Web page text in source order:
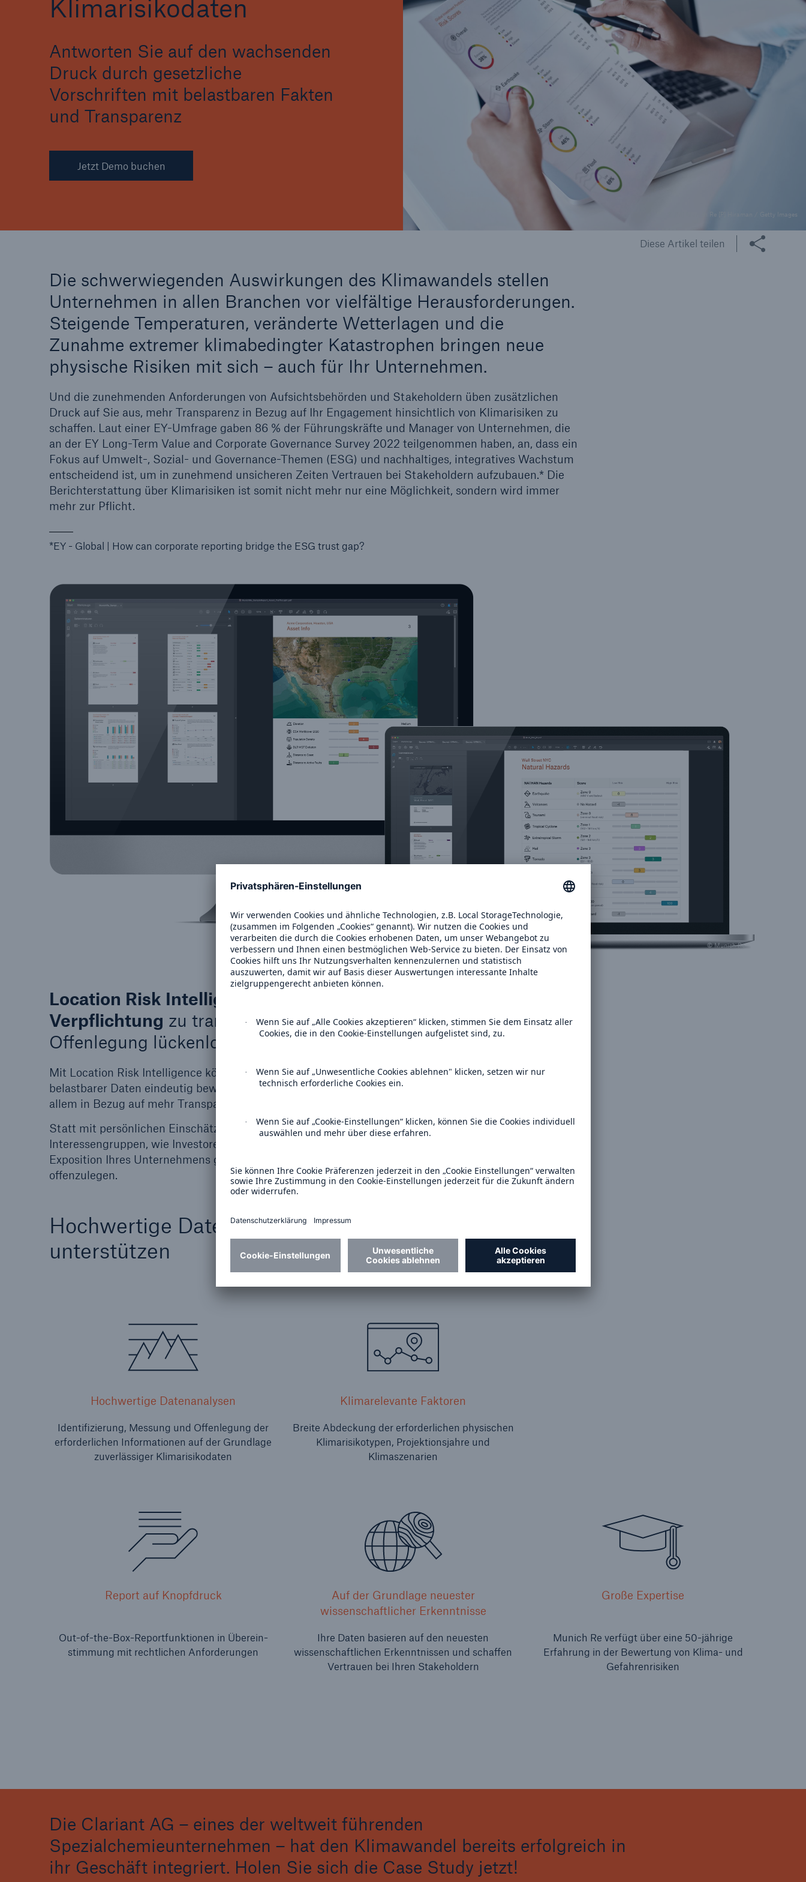
© [M] Munich Re [P] Hiraman / Getty Images
Klimarisikodaten
Antworten Sie auf den wachsenden
Druck durch gesetzliche
Vorschriften mit belastbaren Fakten
und Transparenz
Jetzt Demo buchen
Diese Artikel teilen
Die schwerwiegenden Auswirkungen des Klimawandels stellen
Unternehmen in allen Branchen vor vielfältige Herausforderungen.
Steigende Temperaturen, veränderte Wetterlagen und die
Zunahme extremer klimabedingter Katastrophen bringen neue
physische Risiken mit sich – auch für Ihr Unternehmen.
Und die zunehmenden Anforderungen von Aufsichtsbehörden und Stakeholdern üben zusätzlichen
Druck auf Sie aus, mehr Transparenz in Bezug auf Ihr Engagement hinsichtlich von Klimarisiken zu
schaffen. Laut einer EY-Umfrage gaben 86 % der Führungskräfte und Manager von Unternehmen, die
an der EY Long-Term Value and Corporate Governance Survey 2022 teilgenommen haben, an, dass ein
Fokus auf Umwelt-, Sozial- und Governance-Themen (ESG) und nachhaltiges, integratives Wachstum
entscheidend ist, um in zunehmend unsicheren Zeiten Vertrauen bei Stakeholdern aufzubauen.* Die
Berichterstattung über Klimarisiken ist somit nicht mehr nur eine Möglichkeit, sondern wird immer
mehr zur Pflicht.
*EY - Global | How can corporate reporting bridge the ESG trust gap?
© Munich Re
Location Risk Intelligence unterstützt Sie dabei, Ihrer
Verpflichtung zu transparenter Berichterstattung und
Offenlegung lückenlos nachzukommen
Mit Location Risk Intelligence können Sie die Risiken durch den Klimawandel auf Basis hochaktueller,
belastbarer Daten eindeutig bewerten und damit die wachsenden Anforderungen an Ihr Reporting vor
allem in Bezug auf mehr Transparenz jederzeit erfüllen.
Statt mit persönlichen Einschätzungen begegnen Sie dem steigenden Druck unterschiedlichster
Interessengruppen, wie Investoren, Regulierungsbehörden und Klimaaktivisten, mit Fakten, um die
Exposition Ihres Unternehmens gegenüber den Risiken durch den Klimawandel umfassend
offenzulegen.
Hochwertige Daten und Funktionen, die Sie
unterstützen
Hochwertige Datenanalysen
Identifizierung, Messung und Offenlegung der
erforderlichen Informationen auf der Grundlage
zuverlässiger Klimarisikodaten
Klimarelevante Faktoren
Breite Abdeckung der erforderlichen physischen
Klimarisikotypen, Projektionsjahre und
Klimaszenarien
Report auf Knopfdruck
Out-of-the-Box-Reportfunktionen in Überein-
stimmung mit rechtlichen Anforderungen
Auf der Grundlage neuester
wissenschaftlicher Erkenntnisse
Ihre Daten basieren auf den neuesten
wissenschaftlichen Erkenntnissen und schaffen
Vertrauen bei Ihren Stakeholdern
Große Expertise
Munich Re verfügt über eine 50-jährige
Erfahrung in der Bewertung von Klima- und
Gefahrenrisiken
Die Clariant AG – eines der weltweit führenden
Spezialchemieunternehmen – hat den Klimawandel bereits erfolgreich in
ihr Geschäft integriert. Holen Sie sich die Case Study jetzt!